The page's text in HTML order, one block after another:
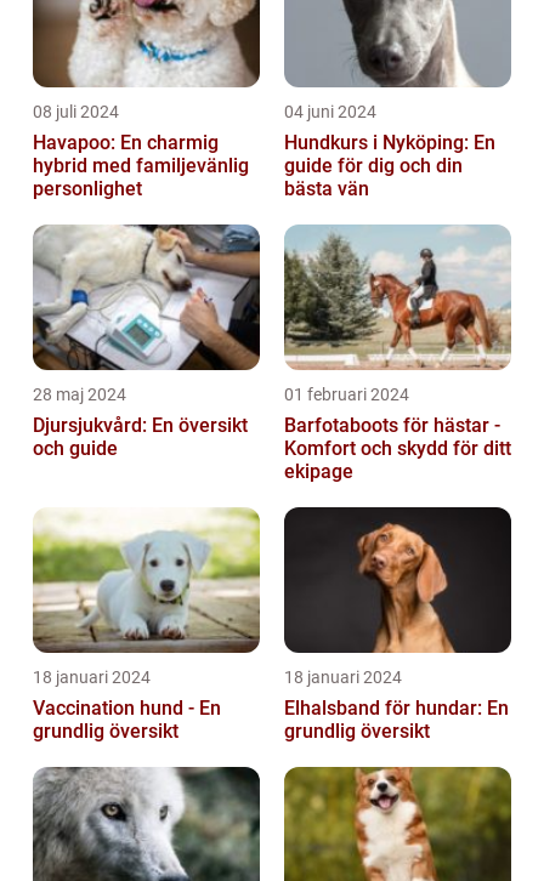
08 juli 2024
Havapoo: En charmig
hybrid med familjevänlig
personlighet
04 juni 2024
Hundkurs i Nyköping: En
guide för dig och din
bästa vän
28 maj 2024
Djursjukvård: En översikt
och guide
01 februari 2024
Barfotaboots för hästar -
Komfort och skydd för ditt
ekipage
18 januari 2024
Vaccination hund - En
grundlig översikt
18 januari 2024
Elhalsband för hundar: En
grundlig översikt